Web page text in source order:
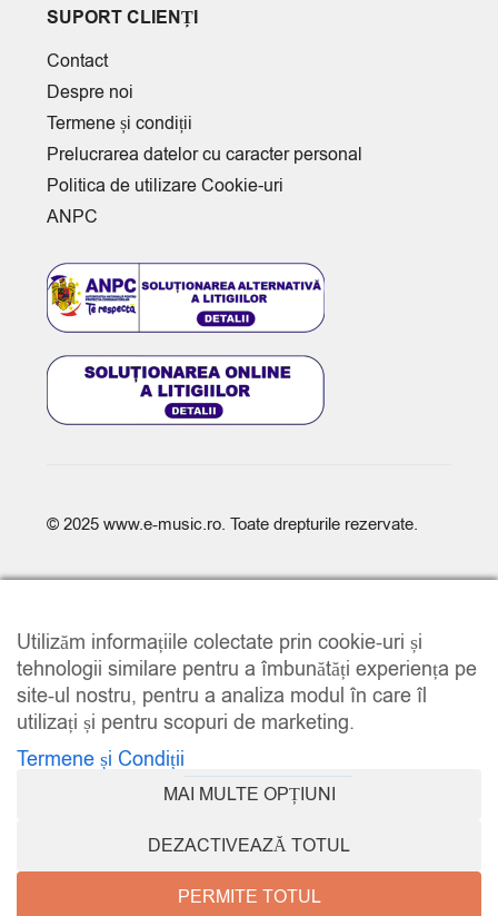
SUPORT CLIENȚI
Contact
Despre noi
Termene și condiții
Prelucrarea datelor cu caracter personal
Politica de utilizare Cookie-uri
ANPC
© 2025 www.e-music.ro. Toate drepturile rezervate.
Utilizăm informațiile colectate prin cookie-uri și
tehnologii similare pentru a îmbunătăți experiența pe
site-ul nostru, pentru a analiza modul în care îl
utilizați și pentru scopuri de marketing.
Termene și Condiții
MAI MULTE OPȚIUNI
DEZACTIVEAZĂ TOTUL
PERMITE TOTUL
COMPARE (0)
COMPARE
REMOVE ALL PRODUCTS